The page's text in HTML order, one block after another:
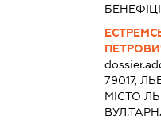
79017,
МІСТО